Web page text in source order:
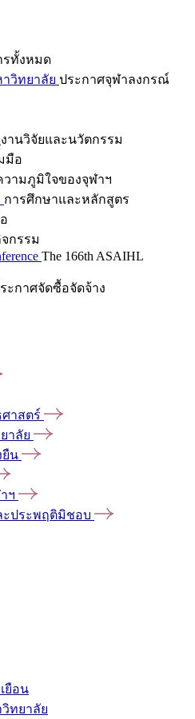
รทั้งหมด
วิทยาลัย ประกาศจุฬาลงกรณ์
งานวิจัยและนวัตกรรม
มือ
วามภูมิใจของจุฬาฯ
การศึกษาและหลักสูตร
กรรม
The 166th ASAIHL
ะกาศจัดซื้อจัดจ้าง
าสตร์
าลัย
ยืน
ฯ
ะประพฤติมิชอบ
ยือน
ทยาลัย